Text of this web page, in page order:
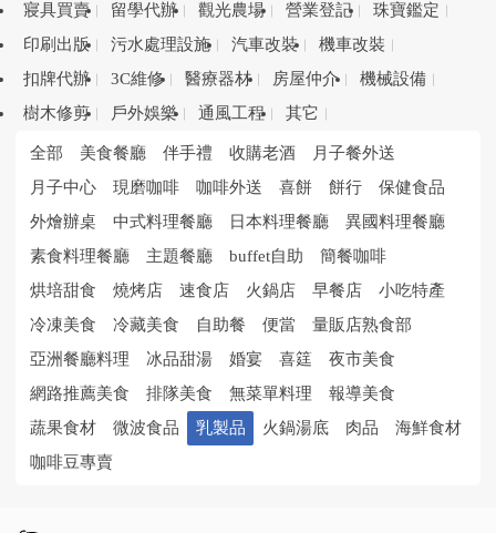
寢具買賣
留學代辦 觀光農場 營業登記
珠寶鑑定
印刷出版
污水處理設施 汽車改裝
機車改裝
扣牌代辦
3C維修 醫療器材 房屋仲介
機械設備
樹木修剪
戶外娛樂 通風工程 其它
全部 美食餐廳 伴手禮 收購老酒
月子餐外送
月子中心
現磨咖啡 咖啡外送 喜餅 餅行
保健食品
外燴辦桌
中式料理餐廳 日本料理餐廳
異國料理餐廳
素食料理餐廳
主題餐廳 buffet自助
簡餐咖啡
烘培甜食
燒烤店 速食店 火鍋店 早餐店
小吃特產
冷凍美食
冷藏美食 自助餐 便當
量販店熟食部
亞洲餐廳料理
冰品甜湯 婚宴 喜筳
夜市美食
網路推薦美食
排隊美食 無菜單料理
報導美食
蔬果食材
微波食品 乳製品 火鍋湯底 肉品
海鮮食材
咖啡豆專賣